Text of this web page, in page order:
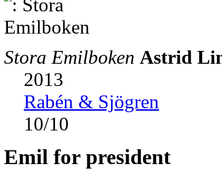
Stora Emilboken Astrid
2013
Rabén & Sjögren
10/10
Emil for president